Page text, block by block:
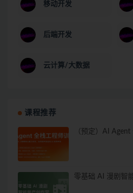
移动开发
后端开发
云计算/大数据
课程推荐
（预定）AI
零基础 AI 漫剧智